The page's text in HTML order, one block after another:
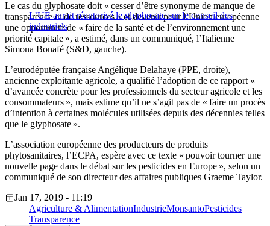
L’UE aurait réautorisé le glyphosate sur le conseil des
industriels
Le cas du glyphosate doit « cesser d’être synonyme de manque de
transparence et de ressources » et devenir pour l’Union européenne
une opportunité de « faire de la santé et de l’environnement une
priorité capitale », a estimé, dans un communiqué, l’Italienne
Simona Bonafé (S&D, gauche).
L’eurodéputée française Angélique Delahaye (PPE, droite),
ancienne exploitante agricole, a qualifié l’adoption de ce rapport «
d’avancée concrète pour les professionnels du secteur agricole et les
consommateurs », mais estime qu’il ne s’agit pas de « faire un procès
d’intention à certaines molécules utilisées depuis des décennies telles
que le glyphosate ».
L’association européenne des producteurs de produits
phytosanitaires, l’ECPA, espère avec ce texte « pouvoir tourner une
nouvelle page dans le débat sur les pesticides en Europe », selon un
communiqué de son directeur des affaires publiques Graeme Taylor.
Jan 17, 2019 - 11:19
Agriculture & AlimentationIndustrieMonsantoPesticides
Transparence